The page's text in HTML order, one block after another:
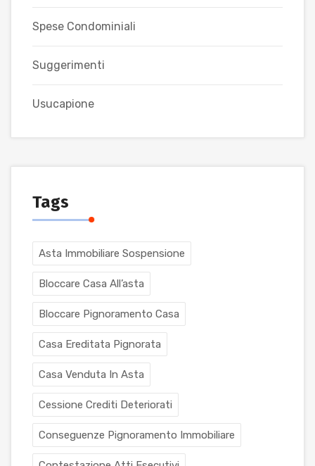
Spese Condominiali
Suggerimenti
Usucapione
Tags
Asta Immobiliare Sospensione
Bloccare Casa All’asta
Bloccare Pignoramento Casa
Casa Ereditata Pignorata
Casa Venduta In Asta
Cessione Crediti Deteriorati
Conseguenze Pignoramento Immobiliare